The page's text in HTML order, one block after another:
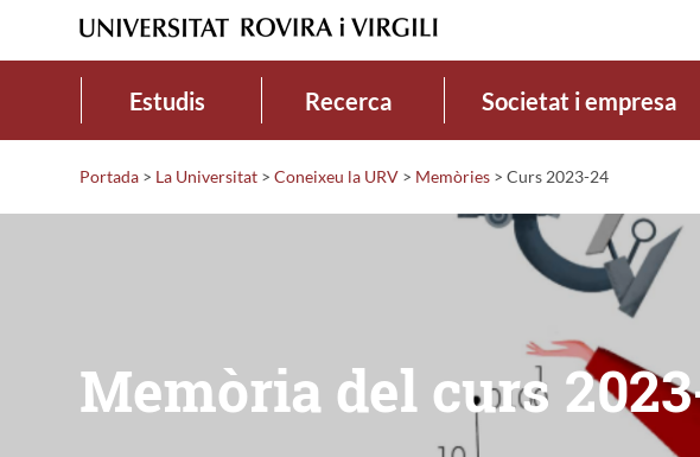
Estudis Recerca Societat i empresa
Portada > La Universitat > Coneixeu la URV > Memòries > Curs 2023-24
Memòria del curs